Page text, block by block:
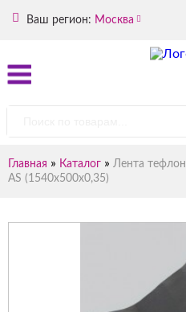
Ваш регион: Москва
Главная » Каталог » Лента
AS (1540х500х0,35)